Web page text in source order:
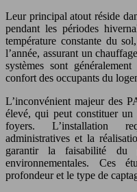
Leur principal atout réside
pendant les périodes
température constante du
l’année, assurant un
systèmes sont
confort des occupants du
L’inconvénient majeur des
élevé, qui peut constituer
foyers. L’installation
administratives et la
garantir la faisabilité du
environnementales. Ces
profondeur et le type de